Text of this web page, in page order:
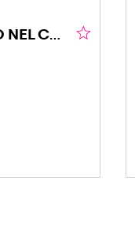
RISTORANTE ASIATICO NEL CUORE DI BULLE